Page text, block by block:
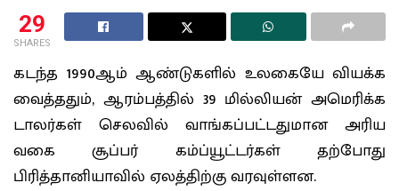
29
SHARES
கடந்த 1990ஆம் ஆண்டுகளில் உலகையே வியக்க
வைத்ததும், ஆரம்பத்தில் 39 மில்லியன் அமெரிக்க
டாலர்கள் செலவில் வாங்கப்பட்டதுமான அரிய
வகை சூப்பர் கம்ப்யூட்டர்கள் தற்போது
பிரித்தானியாவில் ஏலத்திற்கு வரவுள்ளன.